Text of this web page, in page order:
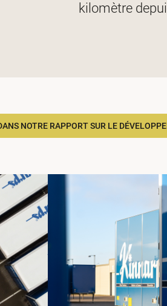
kilomètre
NOTRE RAPPORT SUR LE